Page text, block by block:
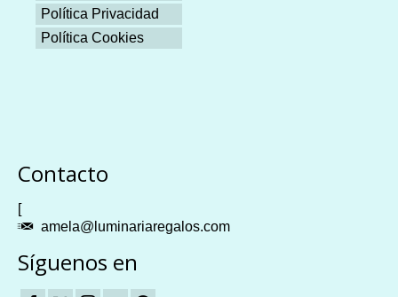
Política Privacidad
Política Cookies
Contacto
[
amela@luminariaregalos.com
Síguenos en